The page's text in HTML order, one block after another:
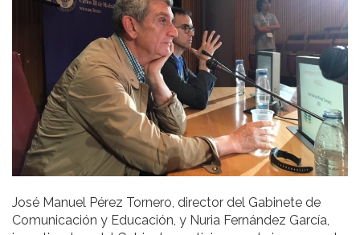
José Manuel Pérez Tornero, director del Gabinete de
Comunicación y Educación, y Nuria Fernández García,